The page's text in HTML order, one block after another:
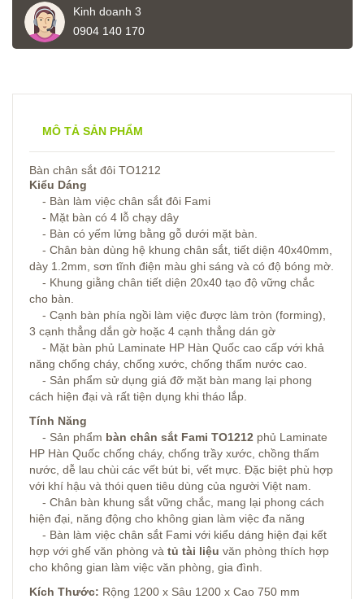
Kinh doanh 3
0904 140 170
MÔ TẢ SẢN PHẨM
Bàn chân sắt đôi TO1212
Kiểu Dáng
- Bàn làm việc chân sắt đôi Fami
- Mặt bàn có 4 lỗ chạy dây
- Bàn có yếm lửng bằng gỗ dưới mặt bàn.
- Chân bàn dùng hệ khung chân sắt, tiết diện 40x40mm,
dày 1.2mm, sơn tĩnh điện màu ghi sáng và có độ bóng mờ.
- Khung giằng chân tiết diện 20x40 tạo độ vững chắc
cho bàn.
- Cạnh bàn phía ngồi làm việc được làm tròn (forming),
3 cạnh thẳng dắn gờ hoặc 4 cạnh thẳng dán gờ
- Mặt bàn phủ Laminate HP Hàn Quốc cao cấp với khả
năng chống cháy, chống xước, chống thấm nước cao.
- Sản phẩm sử dụng giá đỡ mặt bàn mang lại phong
cách hiện đại và rất tiện dụng khi tháo lắp.
Tính Năng
- Sản phẩm bàn chân sắt Fami TO1212 phủ Laminate
HP Hàn Quốc chống cháy, chống trầy xước, chồng thấm
nước, dễ lau chùi các vết bút bi, vết mực. Đặc biệt phù hợp
với khí hậu và thói quen tiêu dùng của người Việt nam.
- Chân bàn khung sắt vững chắc, mang lại phong cách
hiện đại, năng động cho không gian làm việc đa năng
- Bàn làm việc chân sắt Fami với kiểu dáng hiện đại kết
hợp với ghế văn phòng và tủ tài liệu văn phòng thích hợp
cho không gian làm việc văn phòng, gia đình.
Kích Thước: Rộng 1200 x Sâu 1200 x Cao 750 mm